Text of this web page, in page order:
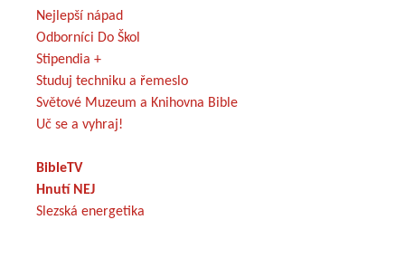
Nejlepší nápad
Odborníci Do Škol
Stipendia +
Studuj techniku a řemeslo
Světové Muzeum a Knihovna Bible
Uč se a vyhraj!
BibleTV
Hnutí NEJ
Slezská energetika